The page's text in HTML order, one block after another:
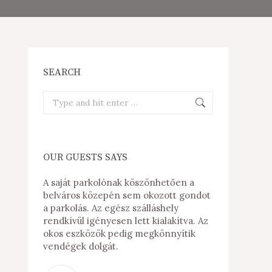
SEARCH
Search:
OUR GUESTS SAYS
a
a
a
sem
A saját parkolónak köszönhetően a
belváros közepén sem okozott gondot
a parkolás. Az egész szálláshely
rendkívül igényesen lett kialakítva. Az
okos eszközök pedig megkönnyítik
vendégek dolgát.